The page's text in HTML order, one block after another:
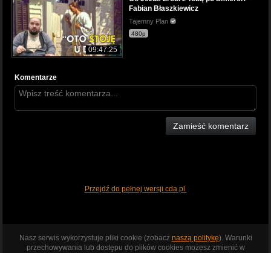
09:47:25
Fabian Błaszkiewicz
Tajemny Plan
480p
Komentarze
Zamieść komentarz
Przejdź do pełnej wersji cda.pl
Nasz serwis wykorzystuje pliki cookie (zobacz naszą politykę). Warunki
przechowywania lub dostępu do plików cookies możesz zmienić w